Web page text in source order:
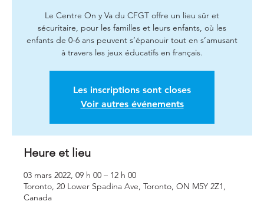
Le Centre On y Va du CFGT offre un lieu sûr et
sécuritaire, pour les familles et leurs enfants, où les
enfants de 0-6 ans peuvent s’épanouir tout en s’amusant
à travers les jeux éducatifs en français.
Les inscriptions sont closes
Voir autres événements
Heure et lieu
03 mars 2022, 09 h 00 – 12 h 00
Toronto, 20 Lower Spadina Ave, Toronto, ON M5Y 2Z1,
Canada